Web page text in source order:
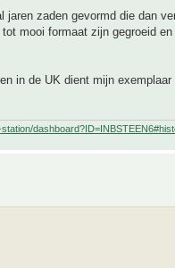
jaren zaden gevormd die dan
mooi formaat zijn gegroeid
in de UK dient mijn exemplaar